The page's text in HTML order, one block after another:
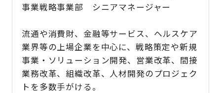
事業戦略事業部 シニアマネージャー
流通や消費財、金融等サービス、ヘルスケア
業界等の上場企業を中心に、戦略策定や新規
事業・ソリューション開発、営業改革、間接
業務改革、組織改革、人材開発のプロジェク
トを多数手がける。